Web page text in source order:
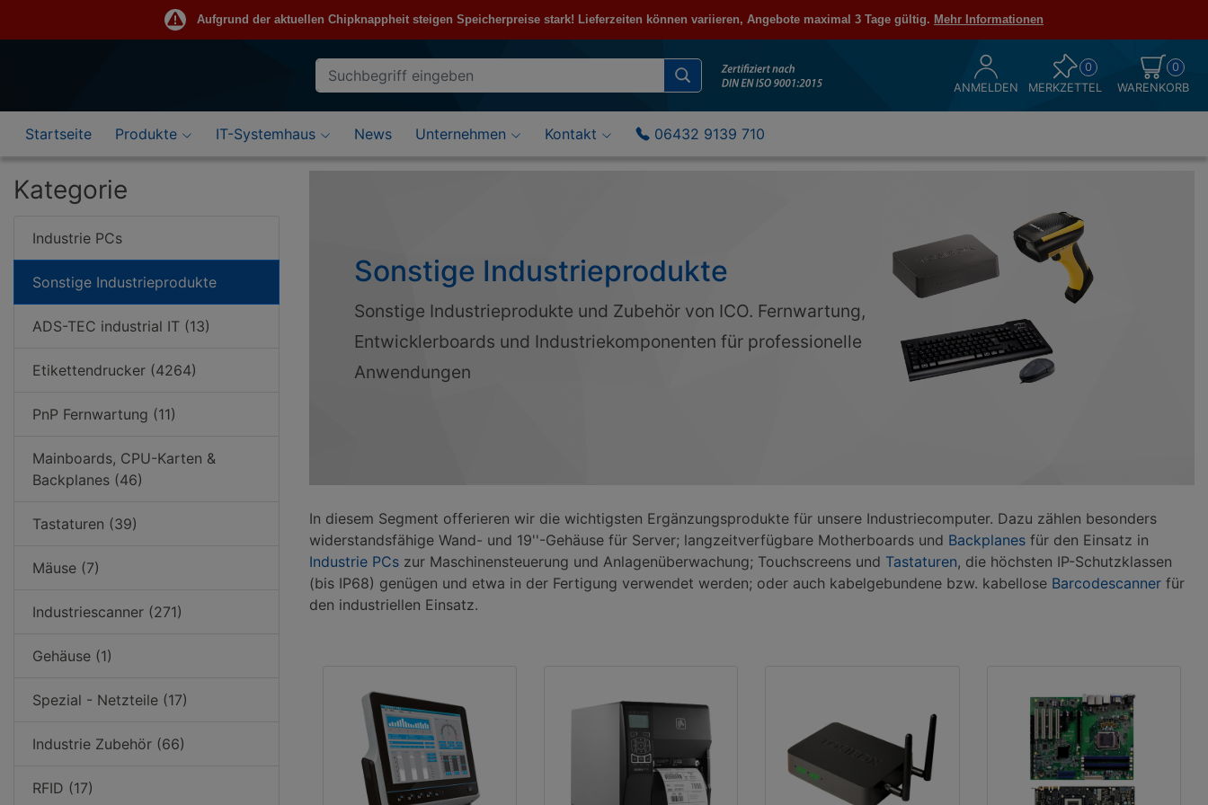
Aufgrund der aktuellen Chipknappheit steigen Speicherpreise stark! Lieferzeiten können variieren, Angebote maximal 3 Tage gültig. Mehr Informationen
Suche
Eingabefeld
ANMELDEN
0
MERKZETTEL
0
WARENKORB
Startseite Produkte IT-Systemhaus News Unternehmen Kontakt 06432 9139 710
Kategorie
Industrie PCs
Sonstige Industrieprodukte
ADS-TEC industrial IT (13)
Etikettendrucker (4264)
PnP Fernwartung (11)
Mainboards, CPU-Karten &
Backplanes (46)
Tastaturen (39)
Mäuse (7)
Industriescanner (271)
Gehäuse (1)
Spezial - Netzteile (17)
Industrie Zubehör (66)
RFID (17)
Sonstige Industrieprodukte
Sonstige Industrieprodukte und Zubehör von ICO. Fernwartung,
Entwicklerboards und Industriekomponenten für professionelle
Anwendungen
In diesem Segment offerieren wir die wichtigsten Ergänzungsprodukte für unsere Industriecomputer. Dazu zählen besonders
widerstandsfähige Wand- und 19''-Gehäuse für Server; langzeitverfügbare Motherboards und Backplanesfür den Einsatz in
Industrie PCszur Maschinensteuerung und Anlagenüberwachung; Touchscreens und Tastaturen, die höchsten IP-Schutzklassen
(bis IP68) genügen und etwa in der Fertigung verwendet werden; oder auch kabelgebundene bzw. kabellose Barcodescannerfür
den industriellen Einsatz.